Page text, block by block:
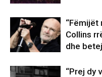
“Fëmijët
Collins
dhe
“Prej dy